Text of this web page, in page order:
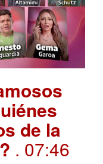
de la
. 07:46